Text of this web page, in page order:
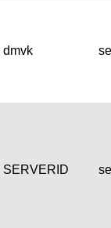
dmvk
SERVERID